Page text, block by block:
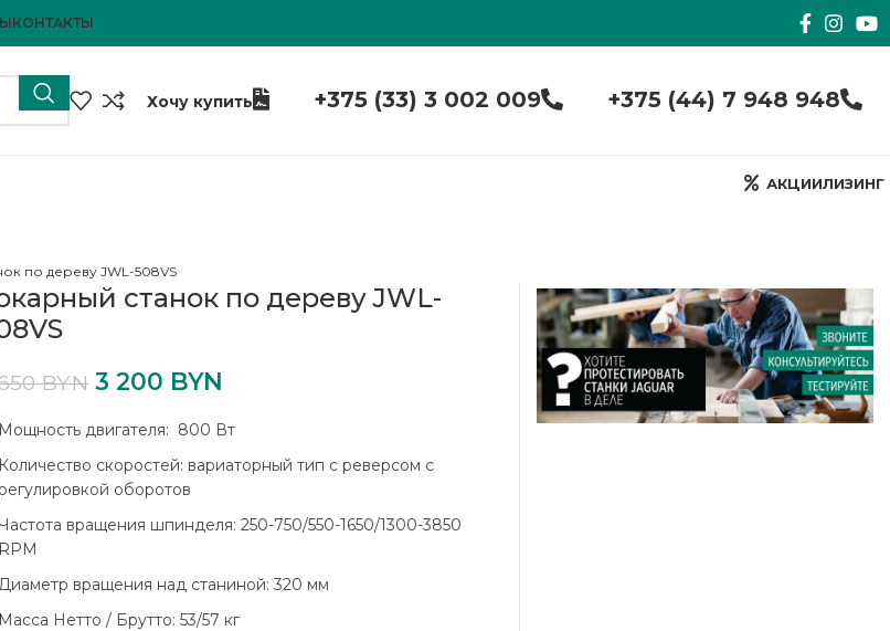
КОНТАКТЫ
Хочу купить +375 (33) 3 002 009 +375 (44) 7 948 948
АКЦИИЛИЗИНГ
по дереву JWL-508VS
станок по дереву JWL-
BYN 3 200 BYN
Мощность двигателя: 800 Вт
Количество скоростей: вариаторный тип с реверсом с
оборотов
Частота вращения шпинделя: 250-750/550-1650/1300-3850
RPM
Диаметр вращения над станиной: 320 мм
Масса Нетто / Брутто: 53/57 кг